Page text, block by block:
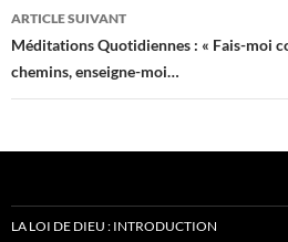
ARTICLE SUIVANT
Méditations Quotidiennes : « Fais-moi
chemins, enseigne-moi…
LA LOI DE DIEU : INTRODUCTION